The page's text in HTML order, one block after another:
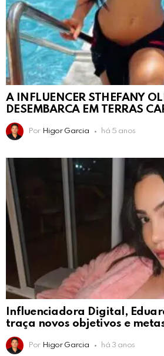
A INFLUENCER STHEFANY
DESEMBARCA EM TERRAS
Por Higor Garcia há 5 anos
Influenciadora Digital,
traça novos objetivos e
Por Higor Garcia há 3 anos